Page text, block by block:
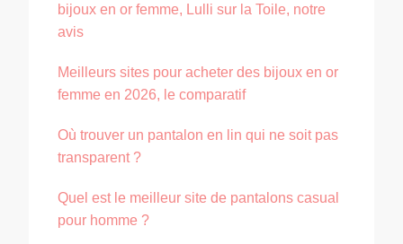
bijoux en or femme, Lulli sur la Toile, notre
avis
Meilleurs sites pour acheter des bijoux en or
femme en 2026, le comparatif
Où trouver un pantalon en lin qui ne soit pas
transparent ?
Quel est le meilleur site de pantalons casual
pour homme ?